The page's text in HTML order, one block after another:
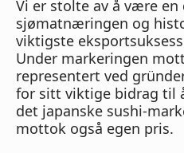
Vi er stolte av å være en
sjømatnæringen og
viktigste
Under markeringen
representert ved
for sitt viktige bidrag til
det japanske sushi-
mottok også egen pris.